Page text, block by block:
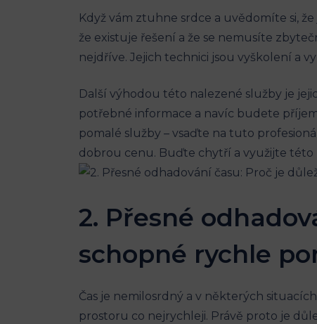
Když vám ztuhne srdce ‍a uvědomíte si,
že existuje řešení a že se nemusíte
nejdříve. Jejich technici jsou vyškolení a
Další výhodou této nalezené služby je
⁤potřebné informace a navíc budete⁣
pomalé služby – vsaďte na tuto
dobrou cenu. Buďte chytří a využijte této
2. Přesné
schopné rychle
Čas je nemilosrdný a v některých
prostoru‍ co nejrychleji. Právě proto je